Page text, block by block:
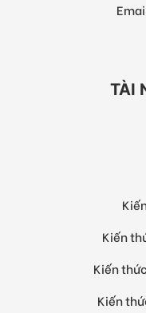
TÀI
Kiến
Kiến
Kiến